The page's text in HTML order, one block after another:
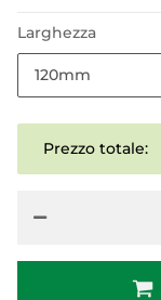
Larghezza
120mm
Prezzo totale: